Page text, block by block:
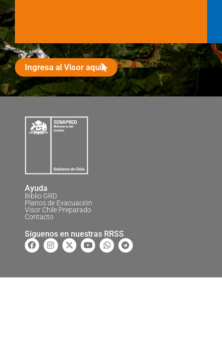
Ingresa al Visor aquí
Ayuda
Biblio GRD
Planos de Evacuación
Visor Chile Preparado
Contacto
Síguenos en nuestras RRSS